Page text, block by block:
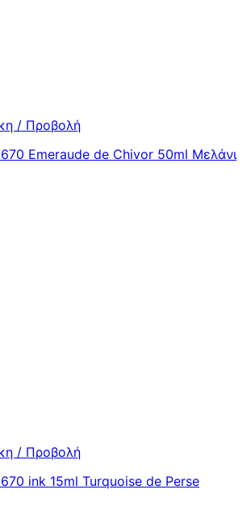
/ Προβολή
Emeraude de Chivor 50ml Μελάνι
/ Προβολή
ink 15ml Turquoise de Perse